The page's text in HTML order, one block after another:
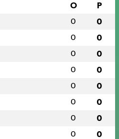
O P
0 0
0 0
0 0
0 0
0 0
0 0
0 0
0 0